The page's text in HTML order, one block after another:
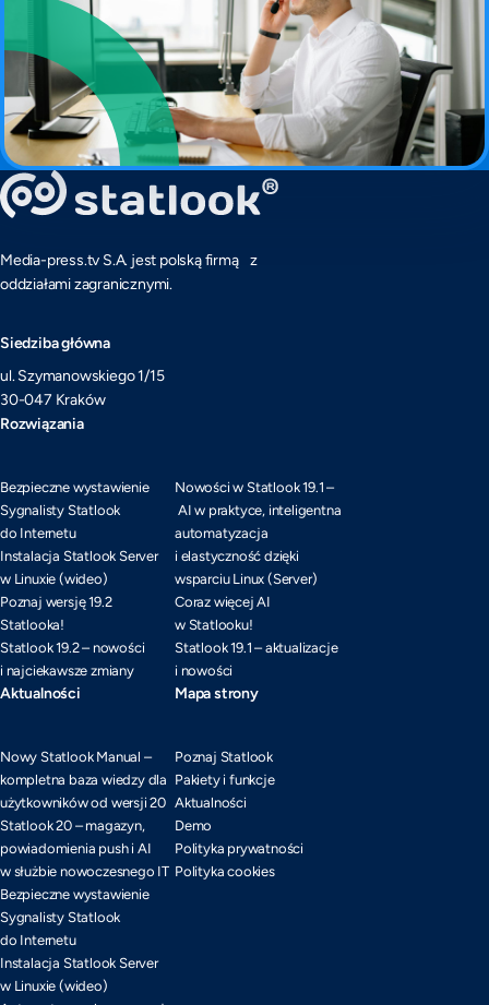
Media-press.tv S.A. jest polską firmą z
oddziałami zagranicznymi.
Siedziba główna
ul. Szymanowskiego 1/15
30-047 Kraków
Rozwiązania
Bezpieczne wystawienie
Sygnalisty Statlook
do Internetu
Instalacja Statlook Server
w Linuxie (wideo)
Poznaj wersję 19.2
Statlooka!
Statlook 19.2 – nowości
i najciekawsze zmiany
Nowości w Statlook 19.1 –
AI w praktyce, inteligentna
automatyzacja
i elastyczność dzięki
wsparciu Linux (Server)
Coraz więcej AI
w Statlooku!
Statlook 19.1 – aktualizacje
i nowości
Aktualności
Nowy Statlook Manual –
kompletna baza wiedzy dla
użytkowników od wersji 20
Statlook 20 – magazyn,
powiadomienia push i AI
w służbie nowoczesnego IT
Bezpieczne wystawienie
Sygnalisty Statlook
do Internetu
Instalacja Statlook Server
w Linuxie (wideo)
Mapa strony
Poznaj Statlook
Pakiety i funkcje
Aktualności
Demo
Polityka prywatności
Polityka cookies